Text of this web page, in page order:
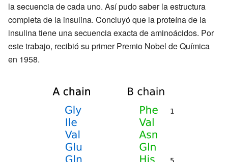
la secuencia de cada uno. Así pudo saber la estructura
completa de la insulina. Concluyó que la proteína de la
insulina tiene una secuencia exacta de aminoácidos. Por
este trabajo, recibió su primer Premio Nobel de Química
en 1958.